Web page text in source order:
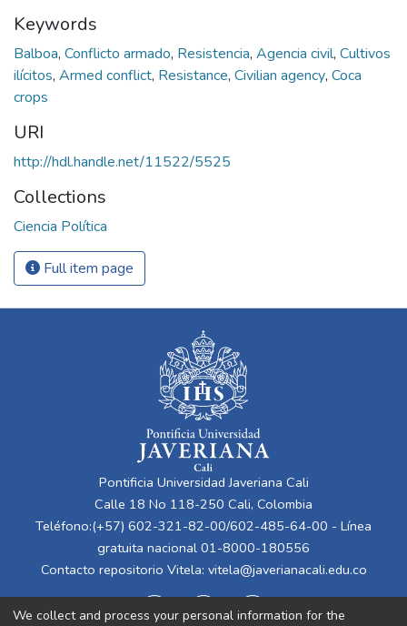
Keywords
Balboa, Conflicto armado, Resistencia, Agencia civil, Cultivos
ilícitos, Armed conflict, Resistance, Civilian agency, Coca
crops
URI
http://hdl.handle.net/11522/5525
Collections
Ciencia Política
Full item page
Pontificia Universidad Javeriana Cali
Calle 18 No 118-250 Cali, Colombia
Teléfono:(+57) 602-321-82-00/602-485-64-00 - Línea
gratuita nacional 01-8000-180556
Contacto repositorio Vitela: vitela@javerianacali.edu.co
We collect and process your personal information for the